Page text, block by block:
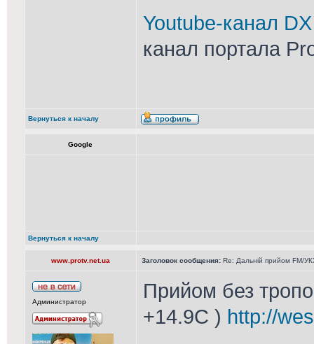
Youtube-канал
канал портала
Вернуться к началу
Google
Вернуться к началу
www.protv.net.ua Заголовок сообщения: Re: Дальній прийом FM/
Администратор
Прийом без
+14.9С ) http://